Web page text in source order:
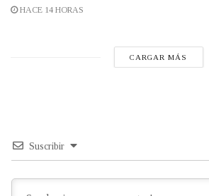
HACE 14 HORAS
CARGAR MÁS
Suscribir